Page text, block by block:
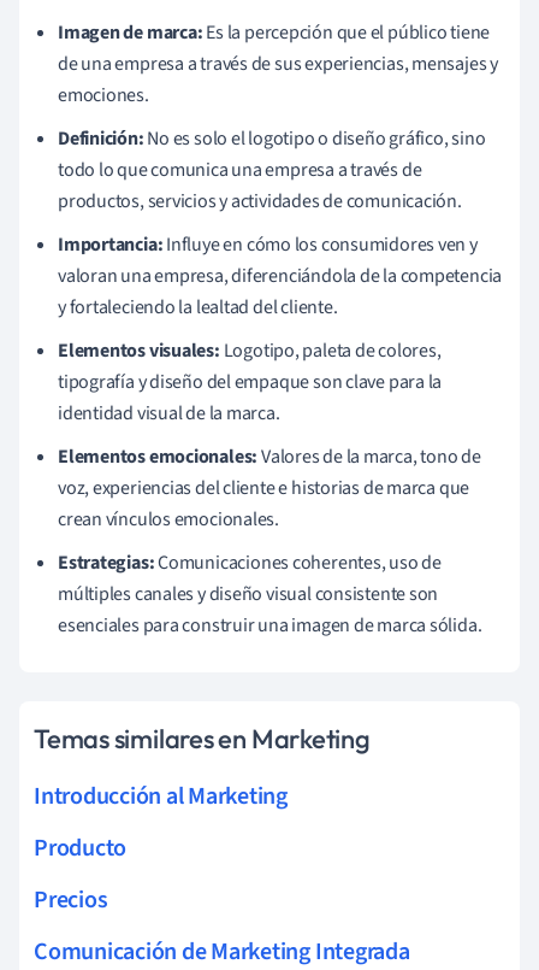
Imagen de marca:Es la percepción que el público tiene
de una empresa a través de sus experiencias, mensajes y
emociones.
Definición:No es solo el logotipo o diseño gráfico, sino
todo lo que comunica una empresa a través de
productos, servicios y actividades de comunicación.
Importancia:Influye en cómo los consumidores ven y
valoran una empresa, diferenciándola de la competencia
y fortaleciendo la lealtad del cliente.
Elementos visuales: Logotipo, paleta de colores,
tipografía y diseño del empaque son clave para la
identidad visual de la marca.
Elementos emocionales:Valores de la marca, tono de
voz, experiencias del cliente e historias de marca que
crean vínculos emocionales.
Estrategias:Comunicaciones coherentes, uso de
múltiples canales y diseño visual consistente son
esenciales para construir una imagen de marca sólida.
Temas similares en Marketing
Introducción al Marketing
Producto
Precios
Comunicación de Marketing Integrada